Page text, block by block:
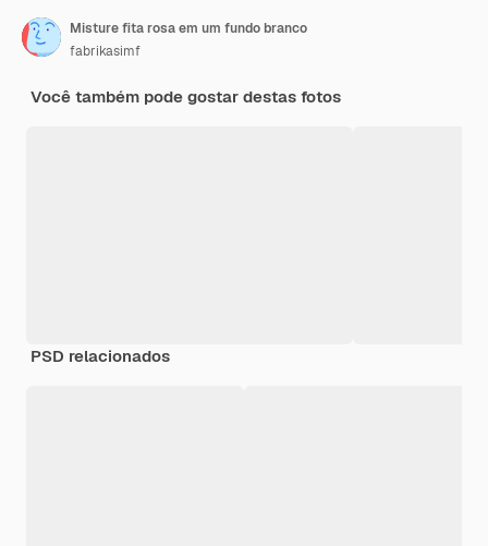
Misture fita rosa em um fundo branco
fabrikasimf
Você também pode gostar destas fotos
PSD relacionados